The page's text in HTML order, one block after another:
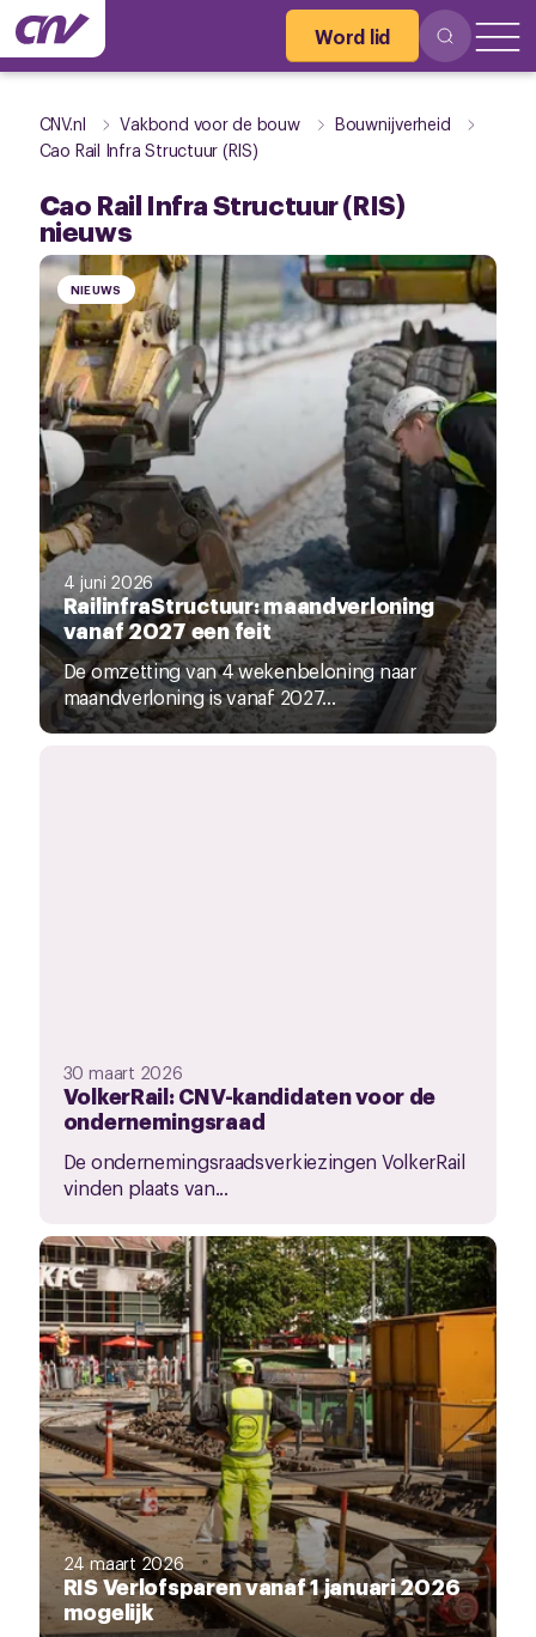
Word lid
CNV.nl Vakbond voor de bouw
Bouwnijverheid
Cao Rail Infra Structuur (RIS)
Cao Rail Infra Structuur (RIS)
nieuws
NIEUWS
4 juni 2026
RailinfraStructuur: maandverloning
vanaf 2027 een feit
De omzetting van 4 wekenbeloning naar
maandverloning is vanaf 2027...
30 maart 2026
VolkerRail: CNV-kandidaten voor de
ondernemingsraad
De ondernemingsraadsverkiezingen VolkerRail
vinden plaats van...
24 maart 2026
RIS Verlofsparen vanaf 1 januari 2026
mogelijk